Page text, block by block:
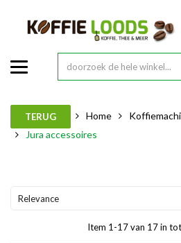
TERUG Home
Jura accessoires
Relevance
Item 1-17 van 17 in